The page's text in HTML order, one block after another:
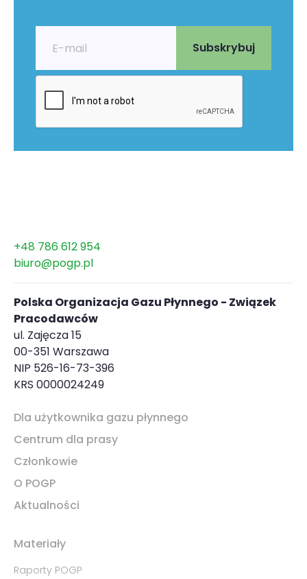
+48 786 612 954
biuro@pogp.pl
Polska Organizacja Gazu Płynnego - Związek
Pracodawców
ul. Zajęcza 15
00-351 Warszawa
NIP 526-16-73-396
KRS 0000024249
Dla użytkownika gazu płynnego
Centrum dla prasy
Członkowie
O POGP
Aktualności
Materiały
Raporty POGP